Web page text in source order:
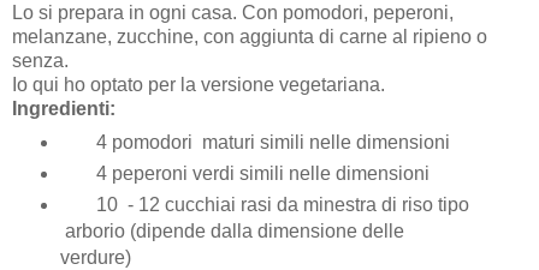
Lo si prepara in ogni casa. Con pomodori, peperoni,
melanzane, zucchine, con aggiunta di carne al ripieno o
senza.
Io qui ho optato per la versione vegetariana.
Ingredienti:
4 pomodori maturi simili nelle dimensioni
4 peperoni verdi simili nelle dimensioni
10 - 12 cucchiai rasi da minestra di riso tipo
arborio (dipende dalla dimensione delle
verdure)